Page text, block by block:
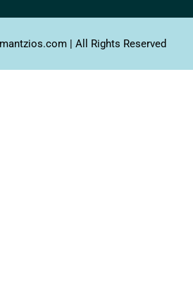
| All Rights Reserved